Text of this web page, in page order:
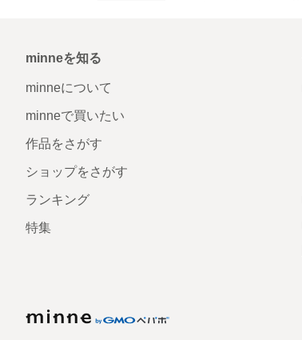
minneを知る
minneについて
minneで買いたい
作品をさがす
ショップをさがす
ランキング
特集